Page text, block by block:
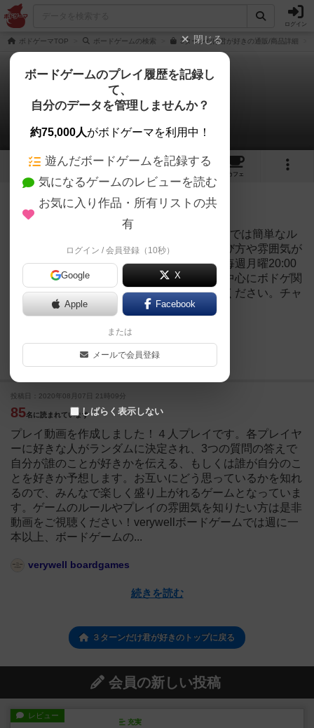
ログイン
ボドゲーマTOP ボードゲームの検索 3ターンだけ君が好きの通販/商品詳細
３ターンだけ君が好き
2件のリプレイ日記
12 3 14
カフェ
50 名に読まれています
投稿日：2021年05月05日 13時06分
4人のプレイ動画を公開しています。動画内では簡単なル
ール説明もありますので、このゲームの遊び方や雰囲気が
気になる方は是非動画をご視聴ください。毎週月曜20:00
に動画を公開しております。プレイ動画を中心にボドゲ関
連の動画を公開しておりますのでぜひご覧ください。チャ
ンネル登録リンク
続きを読む
85名に読まれています
投稿日：2020年08月07日 21時09分
プレイ動画を作成しました！４人プレイです。各プレイヤ
ーに好きな人がランダムに決定され、3つの質問の答えで
自分が誰のことが好きかを伝える、もしくは誰が自分のこ
とを好きか予想します。お互いにどう思っているかを知れ
るので、みんなで楽しく盛り上がれるゲームとなっていま
す。ゲームのルールやプレイの雰囲気を知りたい方は是非
動画をご視聴ください！verywellボードゲームでは週に一
本以上、ボードゲームの...
verywell boardgames
続きを読む
３ターンだけ君が好きのトップに戻る
会員の新しい投稿
レビュー
充実
閉じる
ボードゲームのプレイ履歴を記録し
て、
自分のデータを管理しませんか？
約75,000人がボドゲーマを利用中！
遊んだボードゲームを記録する
気になるゲームのレビューを読む
お気に入り作品・所有リストの共
有
ログイン / 会員登録（10秒）
Google X
Apple Facebook
または
メールで会員登録
しばらく表示しない